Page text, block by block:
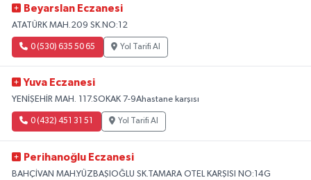
Beyarslan Eczanesi
ATATÜRK MAH.209 SK.NO:12
0 (530) 635 50 65 Yol Tarifi Al
Yuva Eczanesi
YENİŞEHİR MAH. 117.SOKAK 7-9Ahastane karşısı
0 (432) 451 31 51 Yol Tarifi Al
Perihanoğlu Eczanesi
BAHÇİVAN MAH.YÜZBAŞIOĞLU SK.TAMARA OTEL KARŞISI NO:14G